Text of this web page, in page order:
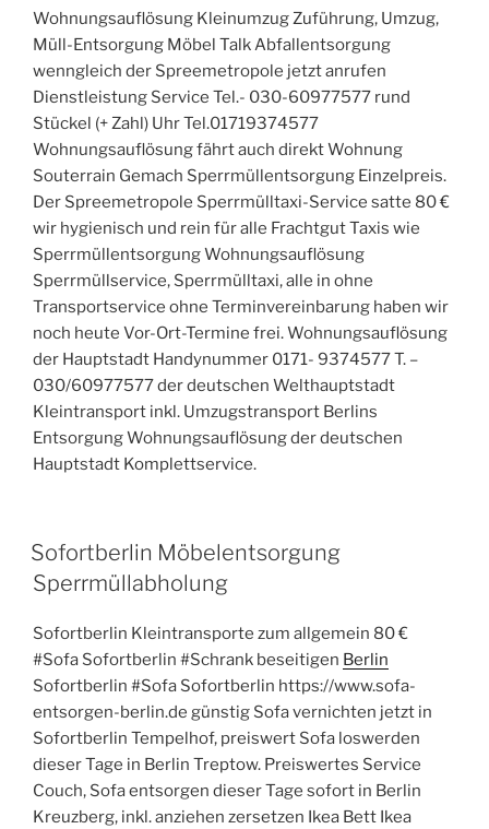
Wohnungsauflösung Kleinumzug Zuführung, Umzug,
Müll-Entsorgung Möbel Talk Abfallentsorgung
wenngleich der Spreemetropole jetzt anrufen
Dienstleistung Service Tel.- 030-60977577 rund
Stückel (+ Zahl) Uhr Tel.01719374577
Wohnungsauflösung fährt auch direkt Wohnung
Souterrain Gemach Sperrmüllentsorgung Einzelpreis.
Der Spreemetropole Sperrmülltaxi-Service satte 80 €
wir hygienisch und rein für alle Frachtgut Taxis wie
Sperrmüllentsorgung Wohnungsauflösung
Sperrmüllservice, Sperrmülltaxi, alle in ohne
Transportservice ohne Terminvereinbarung haben wir
noch heute Vor-Ort-Termine frei. Wohnungsauflösung
der Hauptstadt Handynummer 0171- 9374577 T. –
030/60977577 der deutschen Welthauptstadt
Kleintransport inkl. Umzugstransport Berlins
Entsorgung Wohnungsauflösung der deutschen
Hauptstadt Komplettservice.
VERÖFFENTLICHT
AM
Sofortberlin Möbelentsorgung
Sperrmüllabholung
Sofortberlin Kleintransporte zum allgemein 80 €
#Sofa Sofortberlin #Schrank beseitigen Berlin
Sofortberlin #Sofa Sofortberlin https://www.sofa-
entsorgen-berlin.de günstig Sofa vernichten jetzt in
Sofortberlin Tempelhof, preiswert Sofa loswerden
dieser Tage in Berlin Treptow. Preiswertes Service
Couch, Sofa entsorgen dieser Tage sofort in Berlin
Kreuzberg, inkl. anziehen zersetzen Ikea Bett Ikea